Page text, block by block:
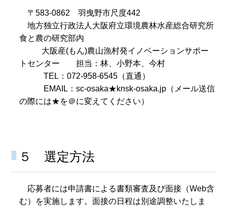
〒583-0862 羽曳野市尺度442
地方独立行政法人大阪府立環境農林水産総合研究所
食と農の研究部内
大阪産(もん)農山漁村発イノベーションサポー
トセンター 担当：林、小野本、今村
TEL：072-958-6545（直通）
EMAIL：sc-osaka★knsk-osaka.jp（メール送信
の際には★を＠に変えてください）
５ 選定方法
応募者には申請書による書類審査及び面接（Web含
む）を実施します。面接の日程は別途調整いたしま